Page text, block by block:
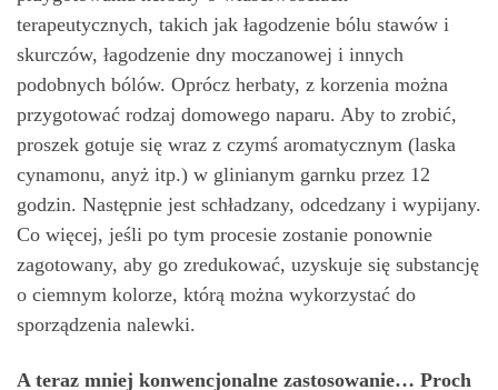
terapeutycznych, takich jak łagodzenie bólu stawów i
skurczów, łagodzenie dny moczanowej i innych
podobnych bólów. Oprócz herbaty, z korzenia można
przygotować rodzaj domowego naparu. Aby to zrobić,
proszek gotuje się wraz z czymś aromatycznym (laska
cynamonu, anyż itp.) w glinianym garnku przez 12
godzin. Następnie jest schładzany, odcedzany i wypijany.
Co więcej, jeśli po tym procesie zostanie ponownie
zagotowany, aby go zredukować, uzyskuje się substancję
o ciemnym kolorze, którą można wykorzystać do
sporządzenia nalewki.
A teraz mniej konwencjonalne zastosowanie… Proch